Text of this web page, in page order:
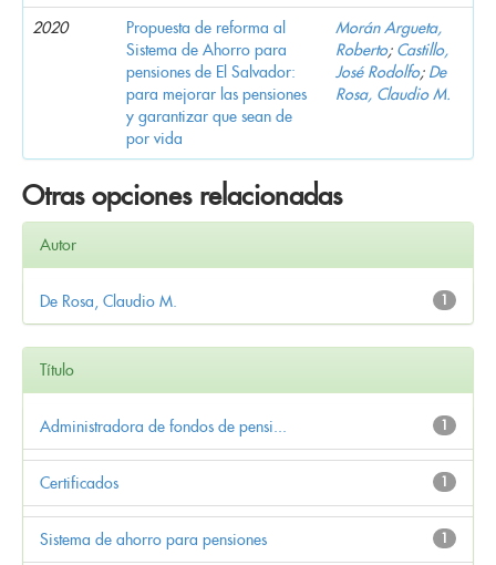
2020
Propuesta de reforma al
Sistema de Ahorro para
pensiones de El Salvador:
para mejorar las pensiones
y garantizar que sean de
por vida
Morán Argueta,
Roberto; Castillo,
José Rodolfo; De
Rosa, Claudio M.
Otras opciones relacionadas
Autor
1
De Rosa, Claudio M.
Título
1
Administradora de fondos de pensi...
1
Certificados
1
Sistema de ahorro para pensiones